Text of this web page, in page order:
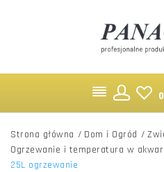
Strona główna / Dom i Ogród /
Ogrzewanie i temperatura w
25L ogrzewanie